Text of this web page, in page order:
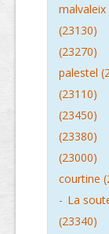
malvaleix
(23130)
(23270)
palestel
(23110)
(23450)
(23380)
(23000)
courtine
- La
(23340)